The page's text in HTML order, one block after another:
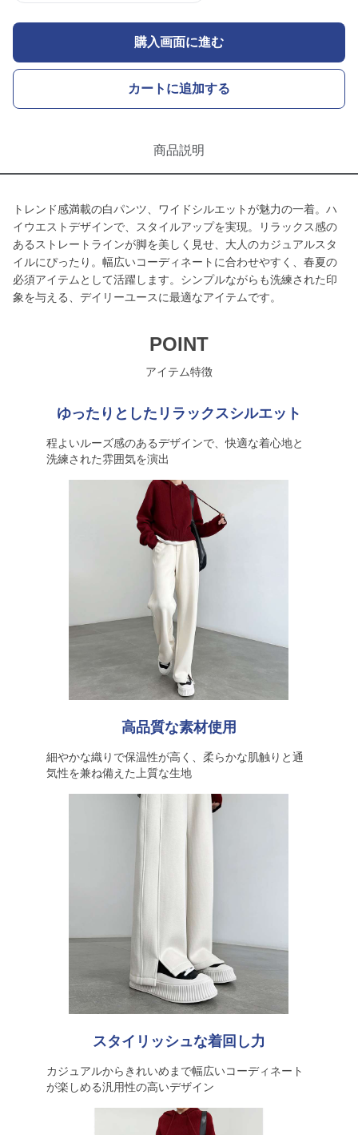
購入画面に進む
カートに追加する
商品説明
トレンド感満載の白パンツ、ワイドシルエットが魅力の一着。ハ
イウエストデザインで、スタイルアップを実現。リラックス感の
あるストレートラインが脚を美しく見せ、大人のカジュアルスタ
イルにぴったり。幅広いコーディネートに合わせやすく、春夏の
必須アイテムとして活躍します。シンプルながらも洗練された印
象を与える、デイリーユースに最適なアイテムです。
POINT
アイテム特徴
ゆったりとしたリラックスシルエット
程よいルーズ感のあるデザインで、快適な着心地と
洗練された雰囲気を演出
高品質な素材使用
細やかな織りで保温性が高く、柔らかな肌触りと通
気性を兼ね備えた上質な生地
スタイリッシュな着回し力
カジュアルからきれいめまで幅広いコーディネート
が楽しめる汎用性の高いデザイン